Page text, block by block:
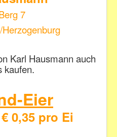
7
Karl Hausmann auch
kaufen.
Eier
0,35 pro Ei